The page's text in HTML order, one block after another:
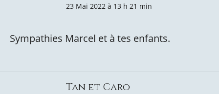
23 Mai 2022 à 13 h 21 min
Sympathies Marcel et à tes enfants.
Tan et Caro